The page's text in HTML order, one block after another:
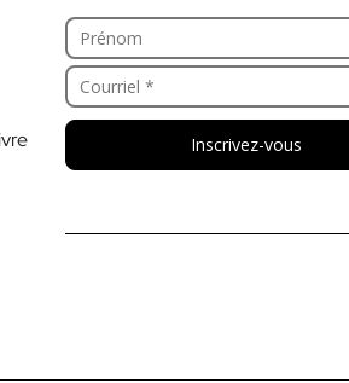
Inscrivez-vous